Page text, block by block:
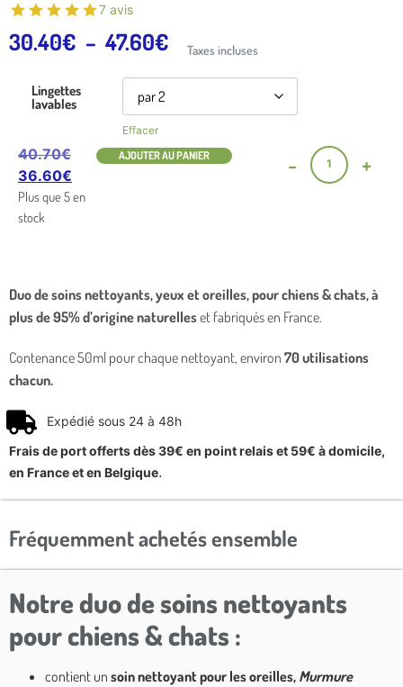
7 avis
30.40€ – 47.60€ Taxes incluses
Lingettes
lavables
Effacer
40.70€
36.60€
Plus que 5 en
stock
- +
AJOUTER AU PANIER
Duo de soins nettoyants, yeux et oreilles, pour chiens & chats, à
plus de 95% d’origine naturelleset fabriqués en France.
Contenance 50ml pour chaque nettoyant, environ 70 utilisations
chacun.
Expédié sous 24 à 48h
Frais de port offerts dès 39€ en point relais et 59€ à domicile,
en France et en Belgique.
Fréquemment achetés ensemble​
Notre duo de soins nettoyants
pour chiens & chats :
contient un soin nettoyant pour les oreilles, Murmure